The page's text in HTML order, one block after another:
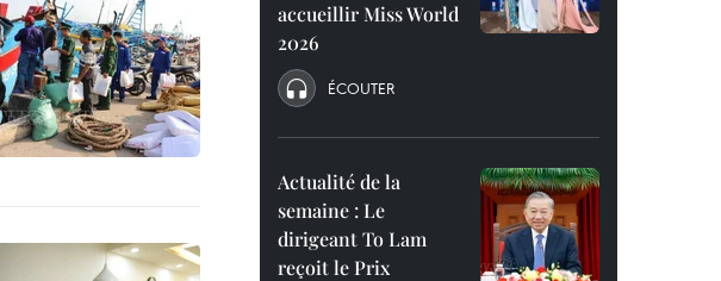
accueillir Miss World
2026
ÉCOUTER
Actualité de la
semaine : Le
dirigeant To Lam
reçoit le Prix